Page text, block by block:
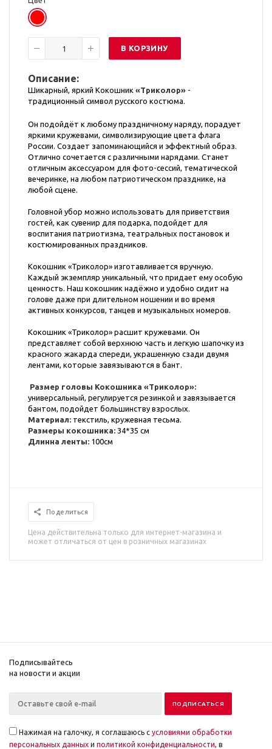
В КОРЗИНУ
Описание:
Шикарный, яркий Кокошник «Триколор» -
традиционный символ русского костюма.
Он подойдёт к любому праздничному наряду, порадует
яркими кружевами, символизирующие цвета флага
России. Создает запоминающийся и эффектный образ.
Отлично сочетается с различными нарядами. Станет
отличным аксессуаром для фото-сессий, тематической
вечеринке, на любом патриотическом празднике, на
любой сцене.
Головной убор можно использовать для приветствия
гостей, как сувенир для подарка, подойдет для
воспитания патриотизма, театральных постановок и
костюмированных праздников.
Кокошник «Триколор» изготавливается вручную.
Каждый экземпляр уникальный, что придает ему особую
ценность. Наш кокошник надёжно и удобно сидит на
голове даже при длительном ношении и во время
активных конкурсов, танцев и музыкальных номеров.
Кокошник «Триколор» расшит кружевами. Он
представляет собой верхнюю часть и легкую шапочку из
красного жакарда спереди, украшенную сзади двумя
лентами, которые завязываются в бант.
Размер головы Кокошника «Триколор»:
универсальный, регулируется резинкой и завязывается
бантом, подойдет большинству взрослых.
Материал: текстиль, кружевная тесьма.
Размеры кокошника: 34*35 см
Длинна ленты: 100см
Поделиться
Цена действительна только для интернет-магазина и
может отличаться от цен в розничных магазинах
Подписывайтесь
на новости и акции
Нажимая на галочку, я соглашаюсь с условиями обработки
персональных данных и политикой конфиденциальности, в